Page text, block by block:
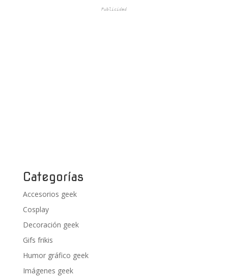
Publicidad
Categorías
Accesorios geek
Cosplay
Decoración geek
Gifs frikis
Humor gráfico geek
Imágenes geek